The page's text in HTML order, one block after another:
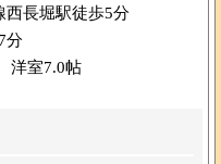
西長堀駅徒歩5分
分
洋室7.0帖